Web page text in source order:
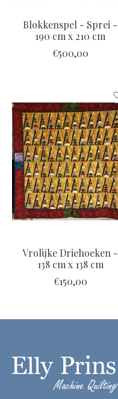
Blokkenspel - Sprei -
190 cm x 210 cm
€500,00
Vrolijke Driehoeken -
138 cm x 138 cm
€150,00